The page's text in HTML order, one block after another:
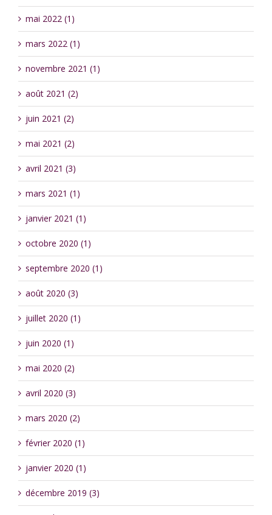
mai 2022 (1)
mars 2022 (1)
novembre 2021 (1)
août 2021 (2)
juin 2021 (2)
mai 2021 (2)
avril 2021 (3)
mars 2021 (1)
janvier 2021 (1)
octobre 2020 (1)
septembre 2020 (1)
août 2020 (3)
juillet 2020 (1)
juin 2020 (1)
mai 2020 (2)
avril 2020 (3)
mars 2020 (2)
février 2020 (1)
janvier 2020 (1)
décembre 2019 (3)